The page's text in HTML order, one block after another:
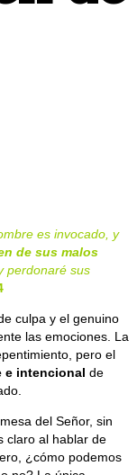
es invocado, y
de sus malos
perdonaré sus
culpa y el genuino
las emociones. La
pero el
e intencional de
del Señor, sin
claro al hablar de
¿cómo podemos